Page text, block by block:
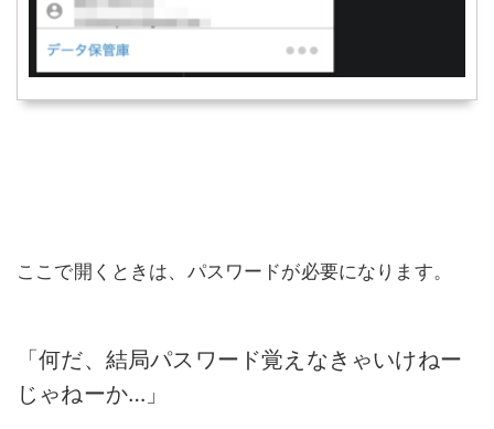
ここで開くときは、パスワードが必要になります。
「何だ、結局パスワード覚えなきゃいけねー
じゃねーか…」